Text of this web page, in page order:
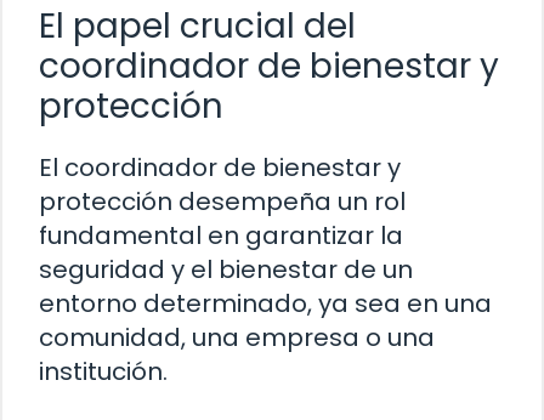
El papel crucial del
coordinador de bienestar y
protección
El coordinador de bienestar y
protección desempeña un rol
fundamental en garantizar la
seguridad y el bienestar de un
entorno determinado, ya sea en una
comunidad, una empresa o una
institución.